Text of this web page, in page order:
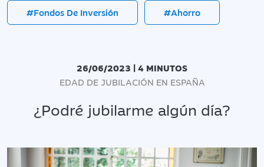
#Fondos De Inversión #Ahorro
26/06/2023 | 4 MINUTOS
EDAD DE JUBILACIÓN EN ESPAÑA
¿Podré jubilarme algún día?